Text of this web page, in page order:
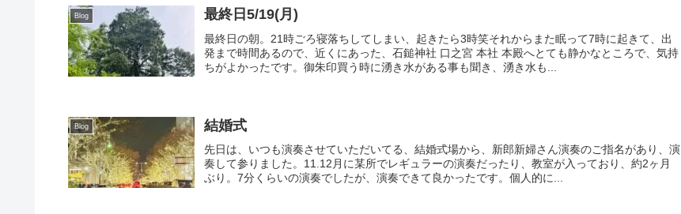
Blog 最終日5/19(月)
最終日の朝。21時ごろ寝落ちしてしまい、起きたら3時笑それからまた眠って7時に起きて、出
発まで時間あるので、近くにあった、石鎚神社 口之宮 本社 本殿へとても静かなところで、気持
ちがよかったです。御朱印買う時に湧き水がある事も聞き、湧き水も...
Blog 結婚式
先日は、いつも演奏させていただいてる、結婚式場から、新郎新婦さん演奏のご指名があり、演
奏して参りました。11.12月に某所でレギュラーの演奏だったり、教室が入っており、約2ヶ月
ぶり。7分くらいの演奏でしたが、演奏できて良かったです。個人的に...